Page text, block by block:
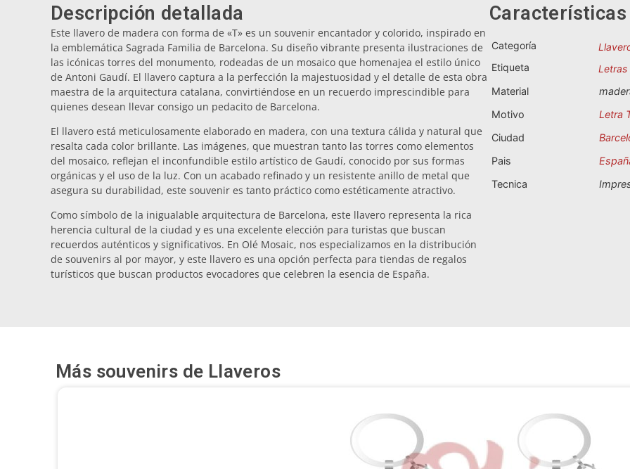
Descripción detallada
Este llavero de madera con forma de «T» es un souvenir encantador y colorido, inspirado en
la emblemática Sagrada Familia de Barcelona. Su diseño vibrante presenta ilustraciones de
las icónicas torres del monumento, rodeadas de un mosaico que homenajea el estilo único
de Antoni Gaudí. El llavero captura a la perfección la majestuosidad y el detalle de esta obra
maestra de la arquitectura catalana, convirtiéndose en un recuerdo imprescindible para
quienes desean llevar consigo un pedacito de Barcelona.
El llavero está meticulosamente elaborado en madera, con una textura cálida y natural que
resalta cada color brillante. Las imágenes, que muestran tanto las torres como elementos
del mosaico, reflejan el inconfundible estilo artístico de Gaudí, conocido por sus formas
orgánicas y el uso de la luz. Con un acabado refinado y un resistente anillo de metal que
asegura su durabilidad, este souvenir es tanto práctico como estéticamente atractivo.
Como símbolo de la inigualable arquitectura de Barcelona, este llavero representa la rica
herencia cultural de la ciudad y es una excelente elección para turistas que buscan
recuerdos auténticos y significativos. En Olé Mosaic, nos especializamos en la distribución
de souvenirs al por mayor, y este llavero es una opción perfecta para tiendas de regalos
turísticos que buscan productos evocadores que celebren la esencia de España.
Características
Categoría
Etiqueta
Letras
Material
Motivo
Letra
Ciudad
Pais
Tecnica
Más souvenirs de Llaveros